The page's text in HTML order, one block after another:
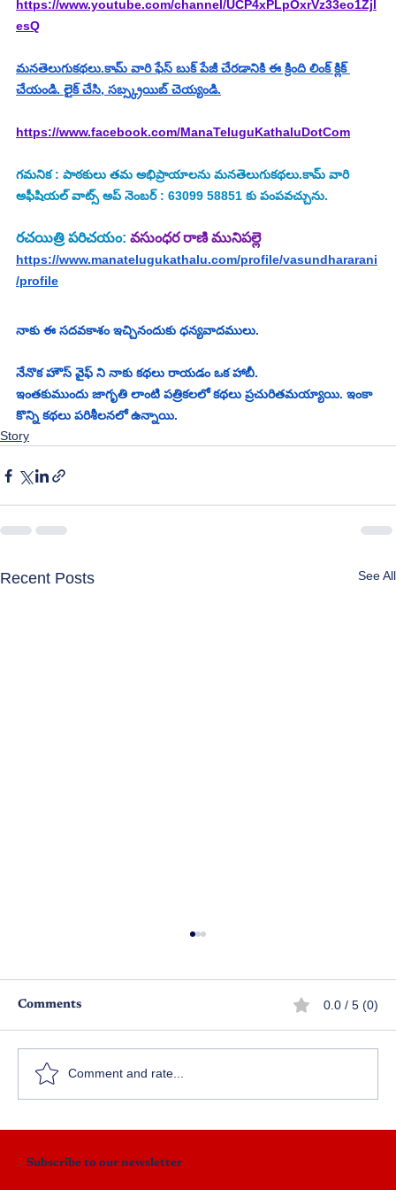
https://www.youtube.com/channel/UCP4xPLpOxrVz33eo1Zjl
esQ
మనతెలుగుకథలు.కామ్ వారి ఫేస్ బుక్ పేజీ చేరడానికి ఈ క్రింది లింక్ క్లిక్
చేయండి. లైక్ చేసి, సబ్స్క్రయిబ్ చెయ్యండి.
https://www.facebook.com/ManaTeluguKathaluDotCom
గమనిక : పాఠకులు తమ అభిప్రాయాలను మనతెలుగుకథలు.కామ్ వారి
అఫీషియల్ వాట్స్ అప్ నెంబర్ : 63099 58851 కు పంపవచ్చును.
రచయిత్రి పరిచయం: వసుంధర రాణి మునిపల్లె
https://www.manatelugukathalu.com/profile/vasundhararani
/profile
నాకు ఈ సదవకాశం ఇచ్చినందుకు ధన్యవాదములు.
నేనొక హౌస్ వైఫ్ ని నాకు కథలు రాయడం ఒక హాబీ.
ఇంతకుముందు జాగృతి లాంటి పత్రికలలో కథలు ప్రచురితమయ్యాయి. ఇంకా
కొన్ని కథలు పరిశీలనలో ఉన్నాయి.
Story
Recent Posts See All
Comments 0.0 / 5 (0)
Comment and rate...
Subscribe to our newsletter